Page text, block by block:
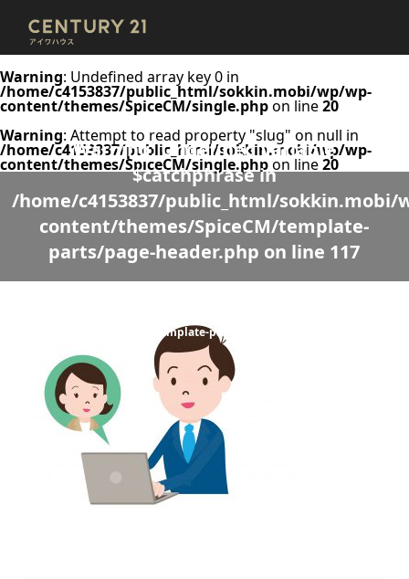
Warning: Undefined array key 0 in
/home/c4153837/public_html/sokkin.mobi/wp/wp-
content/themes/SpiceCM/single.phpon line20
Warning: Attempt to read property "slug" on null in
/home/c4153837/public_html/sokkin.mobi/wp/wp-
content/themes/SpiceCM/single.phpon line20
Warning: Undefined variable
$catchphrase in
/home/c4153837/public_html/sokkin.mobi/
content/themes/SpiceCM/template-
parts/page-header.php on line 117
content/themes/SpiceCM/template-parts/page-header.php